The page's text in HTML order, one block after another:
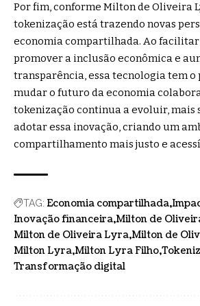
Por fim, conforme Milton de Oliveira
tokenização está trazendo novas
economia compartilhada. Ao facilitar
promover a inclusão econômica e
transparência, essa tecnologia tem o
mudar o futuro da economia
tokenização continua a evoluir, mais
adotar essa inovação, criando um
compartilhamento mais justo e
TAG: Economia compartilhada
Inovação financeira Milton de
Milton de Oliveira Lyra Milton de
Milton Lyra Milton Lyra Filho
Transformação digital